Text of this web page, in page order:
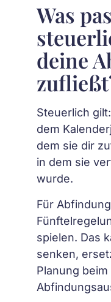
Was
deine
Steuerlich
dem
dem sie dir
in dem sie
wurde.
Für
spielen. Das
senken,
Planung